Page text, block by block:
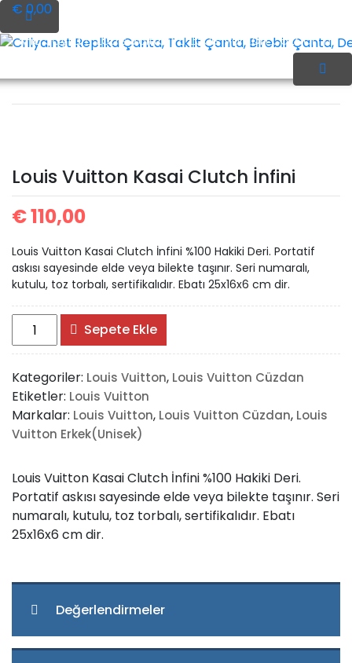
İçeriği
Geç
Crilya.net Replika Çanta, Taklit Çanta, Birebir Çanta,
€ 0,00
Ana Sayfa
Louis Vuitton Louis Vuitton Cüzdan
Clutch İnfini
Louis Vuitton Kasai Clutch İnfini
€110,00
Louis Vuitton Kasai Clutch İnfini %100 Hakiki Deri. Portatif
askısı sayesinde elde veya bilekte taşınır. Seri numaralı,
kutulu, toz torbalı, sertifikalıdır. Ebatı 25x16x6 cm dir.
Louis
Vuitton
Kasai
Clutch
İnfini
adet
Sepete Ekle
Kategoriler: Louis Vuitton, Louis Vuitton Cüzdan
Etiketler: Louis Vuitton
Markalar: Louis Vuitton, Louis Vuitton Cüzdan, Louis
Vuitton Erkek(Unisek)
Louis Vuitton Kasai Clutch İnfini %100 Hakiki Deri.
Portatif askısı sayesinde elde veya bilekte taşınır. Seri
numaralı, kutulu, toz torbalı, sertifikalıdır. Ebatı
25x16x6 cm dir.
Değerlendirmeler